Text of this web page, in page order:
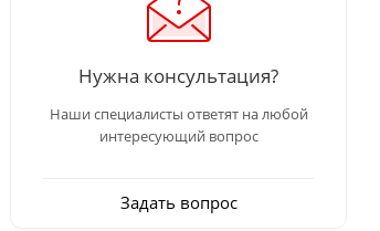
Нужна консультация?
Наши специалисты ответят на любой
интересующий вопрос
Задать вопрос